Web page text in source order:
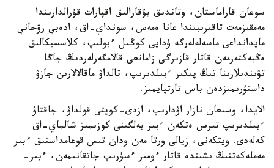
سوعان قاراماستان، وتاندىق بۇقارالىق اقپارات قۇرالدارىندا
مەمقىزمەت تاقىرىبىندا عانا ەمەس، سونداي-اق، ادەبي رۋحاني
مايدانداعى ماسەلەلەرگە ۇدايى كوڭىل ءبولىپ، كلاسسيكالىق
ەڭبەكتەرمەن قاتار قازىرگى زامانعى قالامگەرلەردىڭ جاڭا
تۋىندىلارىنا تىڭ پىكىر ءبىلدىرىپ، تالداۋ ماقالالارىن جازۋ
داستۇرىمىزدەن باس تارتپايمىز.
الايدا، وسىعان نازار اۋدارىپ، ازدى-كوپتى قولداۋ، جاقتاۋ
ءبىلدىرىپ تىرس ەتكەن ءبىر بەلگىنى كوزىمىز شالماي-اق
كەلەدى. ويتكەنى، زيالى ورتا مەن ودان تىس قوعامداستىق ءبىر
مەملەكەتتىڭ ىشىندە قاتار ءومىر ءسۇرىپ جاتقانىمەن، ءبىر-